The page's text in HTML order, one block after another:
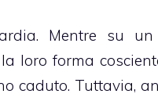
Mentre su
loro forma
caduto. Tuttavia,